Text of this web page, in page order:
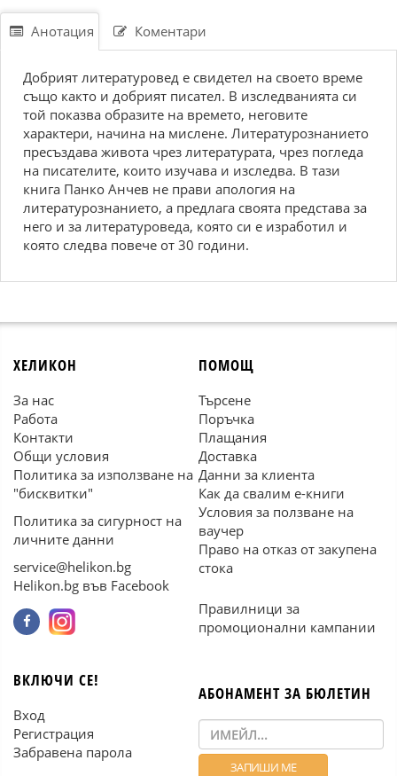
Анотация Коментари
Добрият литературовед е свидетел на своето време
също както и добрият писател. В изследванията си
той показва образите на времето, неговите
характери, начина на мислене. Литературознанието
пресъздава живота чрез литературата, чрез погледа
на писателите, които изучава и изследва. В тази
книга Панко Анчев не прави апология на
литературознанието, а предлага своята представа за
него и за литературоведа, която си е изработил и
която следва повече от 30 години.
ХЕЛИКОН
За нас
Работа
Контакти
Общи условия
Политика за използване на
"бисквитки"
Политика за сигурност на
личните данни
service@helikon.bg
Helikon.bg във Facebook
ПОМОЩ
Търсене
Поръчка
Плащания
Доставка
Данни за клиента
Как да свалим е-книги
Условия за ползване на
ваучер
Право на отказ от закупена
стока
Правилници за
промоционални кампании
ВКЛЮЧИ СЕ!
Вход
Регистрация
Забравена парола
АБОНАМЕНТ ЗА БЮЛЕТИН